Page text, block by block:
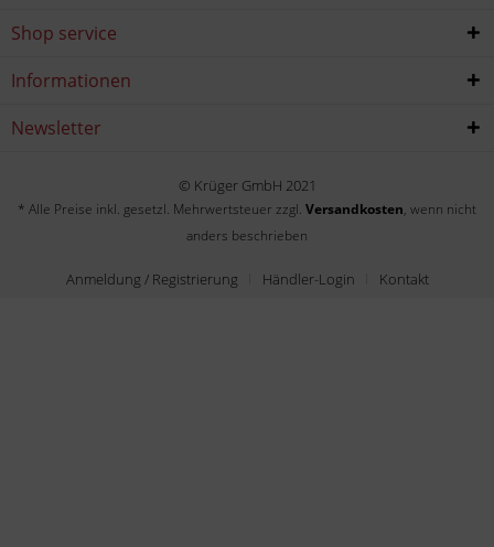
Shop service
Informationen
Newsletter
© Krüger GmbH 2021
* Alle Preise inkl. gesetzl. Mehrwertsteuer zzgl. Versandkosten, wenn nicht
anders beschrieben
Anmeldung / Registrierung Händler-Login Kontakt